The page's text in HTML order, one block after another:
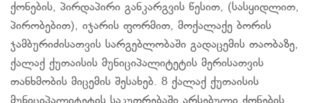
ქონების, პირდაპირი განკარგვის წესით, (სასყიდლით,
პირობებით), იჯარის ფორმით, მოქალაქე ბორის
ჯამბურიძისათვის სარგებლობაში გადაცემის თაობაზე,
ქალაქ ქუთაისის მუნიციპალიტეტის მერისათვის
თანხმობის მიცემის შესახებ. 8 ქალაქ ქუთაისის